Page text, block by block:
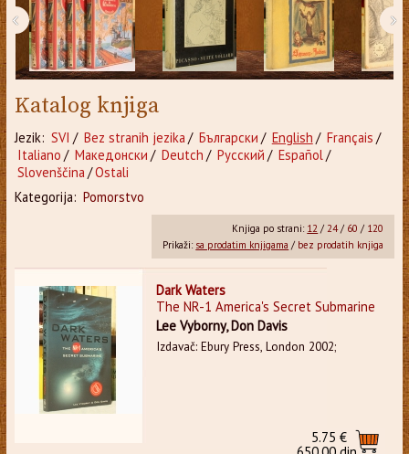
‹ ›
Katalog knjiga
Jezik: SVI / Bez stranih jezika / Български / English / Français /
Italiano / Македонски / Deutch / Русский / Español/
Slovenščina /Ostali
Kategorija: Pomorstvo
Knjiga po strani: 12 /24/ 60 / 120
Prikaži: sa prodatim knjigama / bez prodatih knjiga
Dark Waters
The NR-1 America's Secret Submarine
Lee Vyborny, Don Davis
Izdavač: Ebury Press, London 2002;
5.75 €